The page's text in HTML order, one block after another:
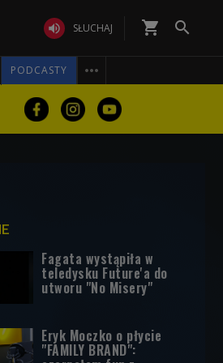
 SŁUCHAJ shopping_cart 
PODCASTY 
Fagata wystąpiła w
teledysku Future'a do
utworu "No Misery"
Eryk Moczko o płycie
"FAMILY BRAND":